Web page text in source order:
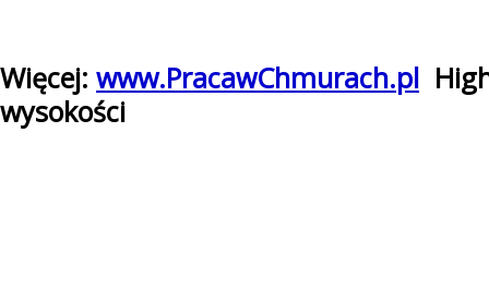
Więcej: www.PracawChmurach.pl
wysokości